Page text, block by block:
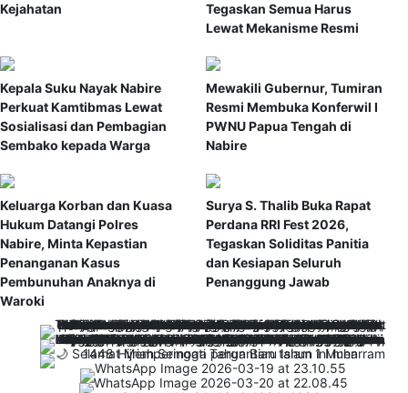
Kejahatan
Tegaskan Semua Harus
Lewat Mekanisme Resmi
Kepala Suku Nayak Nabire
Perkuat Kamtibmas Lewat
Sosialisasi dan Pembagian
Sembako kepada Warga
Mewakili Gubernur, Tumiran
Resmi Membuka Konferwil I
PWNU Papua Tengah di
Nabire
Keluarga Korban dan Kuasa
Hukum Datangi Polres
Nabire, Minta Kepastian
Penanganan Kasus
Pembunuhan Anaknya di
Waroki
Surya S. Thalib Buka Rapat
Perdana RRI Fest 2026,
Tegaskan Soliditas Panitia
dan Kesiapan Seluruh
Penanggung Jawab